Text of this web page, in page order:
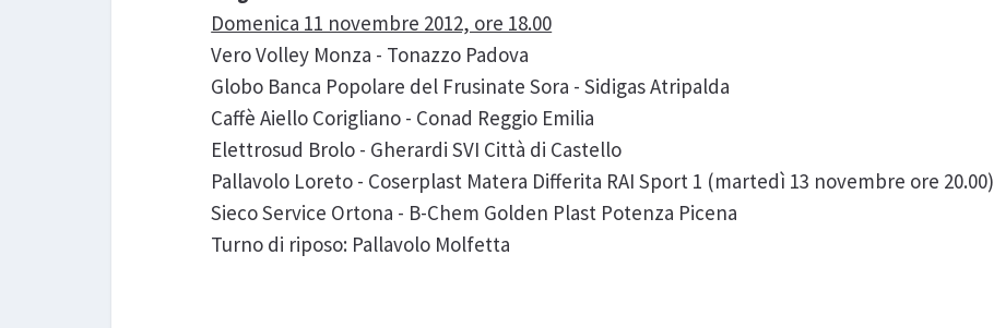
Domenica 11 novembre 2012, ore 18.00
Vero Volley Monza - Tonazzo Padova
Globo Banca Popolare del Frusinate Sora - Sidigas Atripalda
Caffè Aiello Corigliano - Conad Reggio Emilia
Elettrosud Brolo - Gherardi SVI Città di Castello
Pallavolo Loreto - Coserplast Matera Differita RAI Sport 1 (martedì 13 novembre ore 20.00)
Sieco Service Ortona - B-Chem Golden Plast Potenza Picena
Turno di riposo: Pallavolo Molfetta